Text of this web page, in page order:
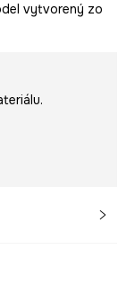
vytvorený zo